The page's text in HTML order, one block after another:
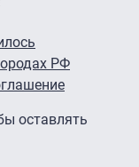
РФ
оставлять